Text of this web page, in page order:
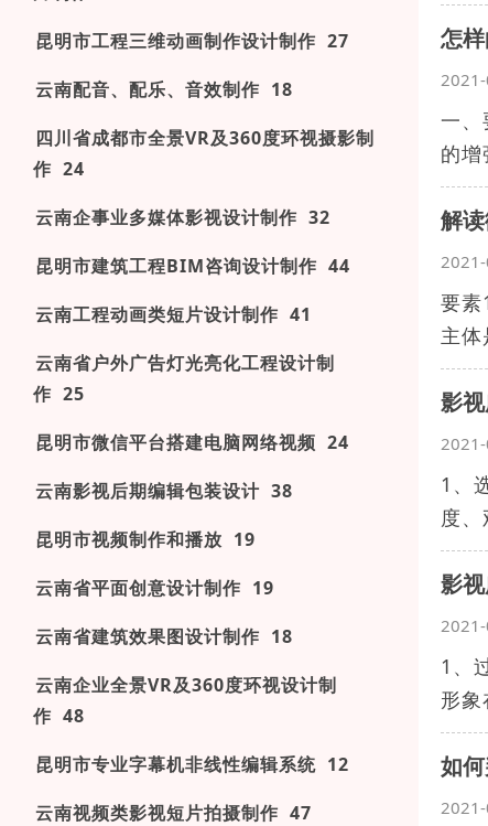
昆明市工程三维动画制作设计制作 27
云南配音、配乐、音效制作 18
四川省成都市全景VR及360度环视摄影制
作 24
云南企事业多媒体影视设计制作 32
昆明市建筑工程BIM咨询设计制作 44
云南工程动画类短片设计制作 41
云南省户外广告灯光亮化工程设计制
作 25
昆明市微信平台搭建电脑网络视频 24
云南影视后期编辑包装设计 38
昆明市视频制作和播放 19
云南省平面创意设计制作 19
云南省建筑效果图设计制作 18
云南企业全景VR及360度环视设计制
作 48
昆明市专业字幕机非线性编辑系统 12
云南视频类影视短片拍摄制作 47
怎
一、
的
解
要素
主
影
1、
度
影
1、
形
如